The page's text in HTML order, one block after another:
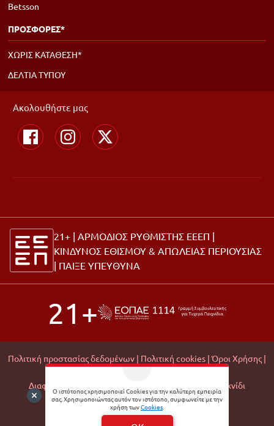
Ο ιστότοπος χρησιμοποιεί Cookies για την καλύτερη εμπειρία
σας. Χρησιμοποιώντας αυτόν τον ιστότοπο, συμφωνείτε με την
χρήση τωνCookies.
Betsson
ΠΡΟΣΦΟΡΕΣ*
ΧΩΡΙΣ ΚΑΤΑΘΕΣΗ*
ΔΕΛΤΙΑ ΤΥΠΟΥ
Ακολουθήστε μας
21+ | ΑΡΜΟΔΙΟΣ ΡΥΘΜΙΣΤΗΣ ΕΕΕΠ |
ΚΙΝΔΥΝΟΣ ΕΘΙΣΜΟΥ & ΑΠΩΛΕΙΑΣ ΠΕΡΙΟΥΣΙΑΣ
| ΠΑΙΞΕ ΥΠΕΥΘΥΝΑ
21+
Πολιτική προστασίας δεδομένων | Πολιτική cookies | Όροι Χρήσης |
Διαφάνεια Εμπορικών Συνεργασιών |
Υπεύθυνο Παιχνίδι
© 2026 Matchmoney
Developed byDigital Winners